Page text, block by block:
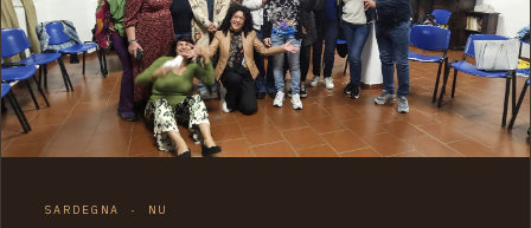
SARDEGNA · NU